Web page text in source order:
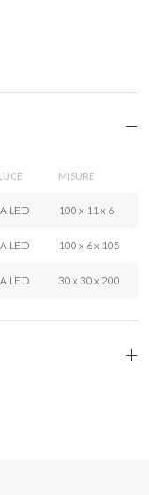
MISURE
LED 100 x 11 x 6
LED 100 x 6 x 105
LED 30 x 30 x 200